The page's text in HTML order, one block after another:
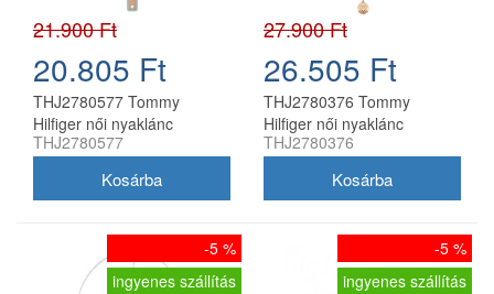
21.900 Ft
20.805 Ft
THJ2780577 Tommy
Hilfiger női nyaklánc
THJ2780577
27.900 Ft
26.505 Ft
THJ2780376 Tommy
Hilfiger női nyaklánc
THJ2780376
-5 %
ingyenes szállítás
-5 %
ingyenes szállítás